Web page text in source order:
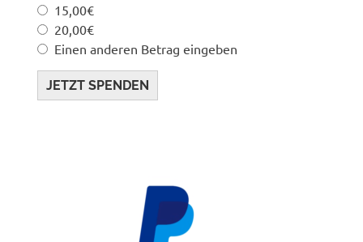
15,00€
20,00€
Einen anderen Betrag eingeben
JETZT SPENDEN